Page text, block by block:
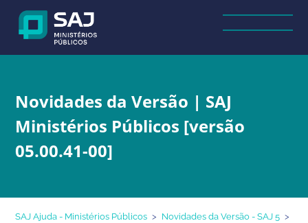
Novidades da Versão | SAJ
Ministérios Públicos [versão
05.00.41-00]
SAJ Ajuda - Ministérios Públicos
Novidades da Versão - SAJ 5